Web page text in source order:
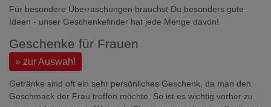
Für besondere Überraschungen brauchst Du besonders gute
Ideen - unser Geschenkefinder hat jede Menge davon!
Geschenke für Frauen
» zur Auswahl
Getränke sind oft ein sehr persönliches Geschenk, da man den
Geschmack der Frau treffen möchte. So ist es wichtig vorher zu